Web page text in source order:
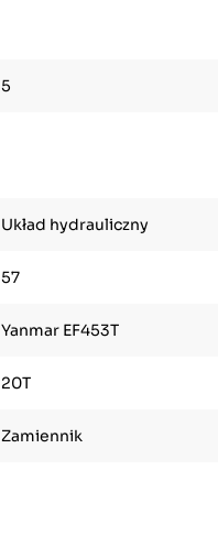
5
Układ hydrauliczny
57
Yanmar EF453T
20T
Zamiennik